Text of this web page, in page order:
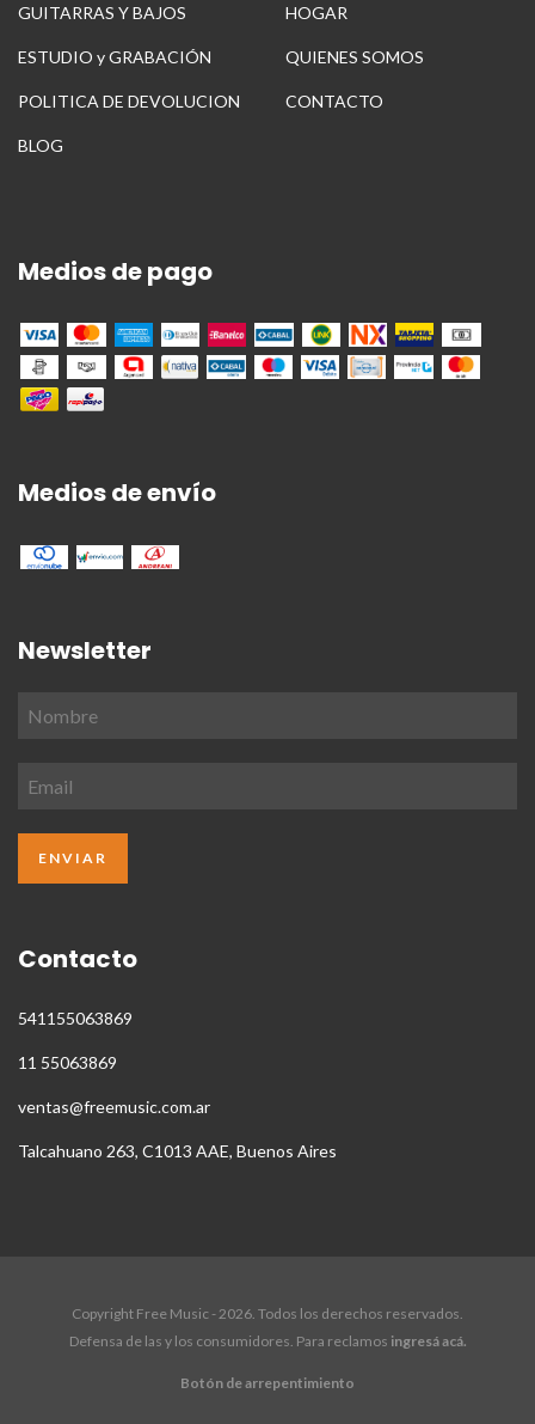
GUITARRAS Y BAJOS HOGAR
ESTUDIO y GRABACIÓN QUIENES SOMOS
POLITICA DE DEVOLUCION CONTACTO
BLOG
Medios de pago
Medios de envío
Newsletter
Contacto
541155063869
11 55063869
ventas@freemusic.com.ar
Talcahuano 263, C1013 AAE, Buenos Aires
Copyright Free Music - 2026. Todos los derechos reservados.
Defensa de las y los consumidores. Para reclamos ingresá acá.
Botón de arrepentimiento